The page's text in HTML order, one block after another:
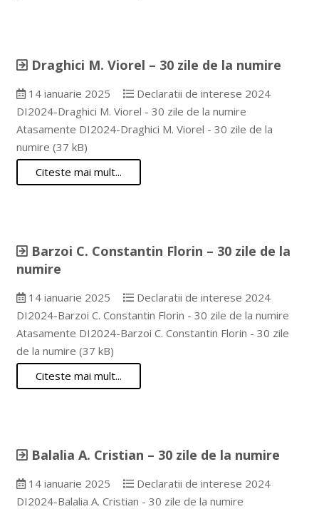
Draghici M. Viorel – 30 zile de la numire
14 ianuarie 2025
Declaratii de interese 2024
DI2024-Draghici M. Viorel - 30 zile de la numire
Atasamente DI2024-Draghici M. Viorel - 30 zile de la
numire (37 kB)
Citeste mai mult...
Barzoi C. Constantin Florin – 30 zile de la
numire
14 ianuarie 2025
Declaratii de interese 2024
DI2024-Barzoi C. Constantin Florin - 30 zile de la numire
Atasamente DI2024-Barzoi C. Constantin Florin - 30 zile
de la numire (37 kB)
Citeste mai mult...
Balalia A. Cristian – 30 zile de la numire
14 ianuarie 2025
Declaratii de interese 2024
DI2024-Balalia A. Cristian - 30 zile de la numire